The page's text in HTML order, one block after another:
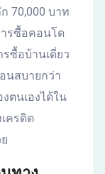
70,000 บาท
รซื้อคอนโด
ซื้อบ้านเดี่ยว
นสบายกว่า
ตนเองได้ใน
ครดิต